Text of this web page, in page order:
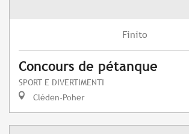
Finito
Concours de pétanque
SPORT E DIVERTIMENTI
Cléden-Poher